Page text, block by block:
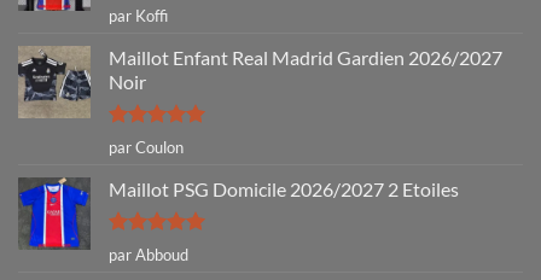
Note5sur
5
par Koffi
Maillot Enfant Real Madrid Gardien 2026/2027
Noir
Note5sur
5
par Coulon
Maillot PSG Domicile 2026/2027 2 Etoiles
Note5sur
5
par Abboud